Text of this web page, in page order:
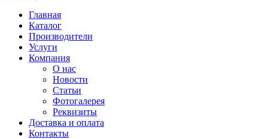
Главная
Каталог
Производители
Услуги
Компания
О нас
Новости
Статьи
Фотогалерея
Реквизиты
Доставка и оплата
Контакты